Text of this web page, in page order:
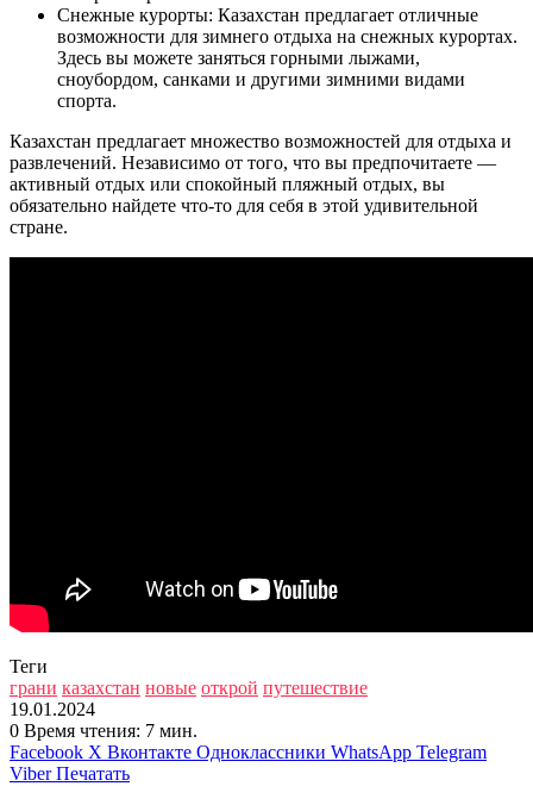
Снежные курорты: Казахстан предлагает отличные
возможности для зимнего отдыха на снежных курортах.
Здесь вы можете заняться горными лыжами,
сноубордом, санками и другими зимними видами
спорта.
Казахстан предлагает множество возможностей для отдыха и
развлечений. Независимо от того, что вы предпочитаете —
активный отдых или спокойный пляжный отдых, вы
обязательно найдете что-то для себя в этой удивительной
стране.
Теги
грани казахстан новые открой путешествие
19.01.2024
0 Время чтения: 7 мин.
Facebook X Вконтакте Одноклассники WhatsApp Telegram
Viber Печатать